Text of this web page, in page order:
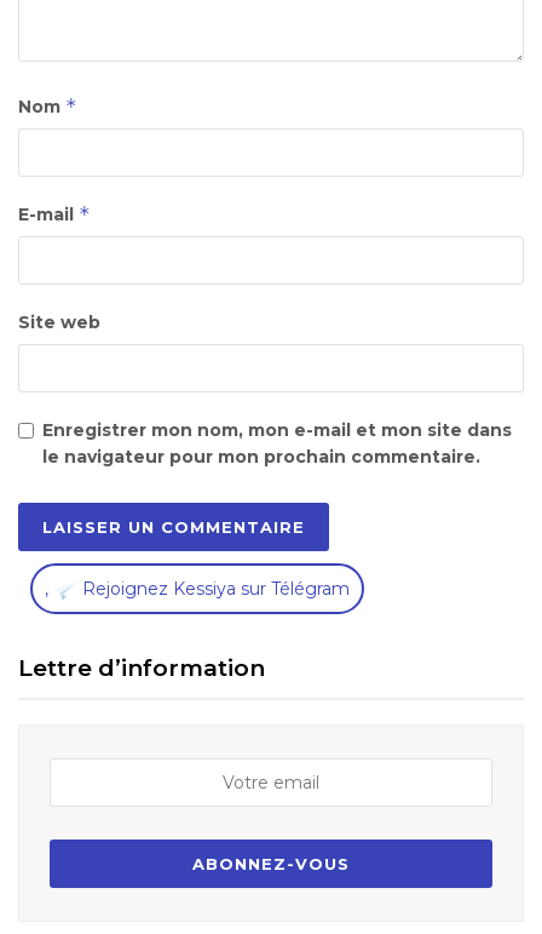
Nom *
E-mail *
Site web
Enregistrer mon nom, mon e-mail et mon site dans
le navigateur pour mon prochain commentaire.
, Rejoignez Kessiya sur Télégram
Lettre d’information